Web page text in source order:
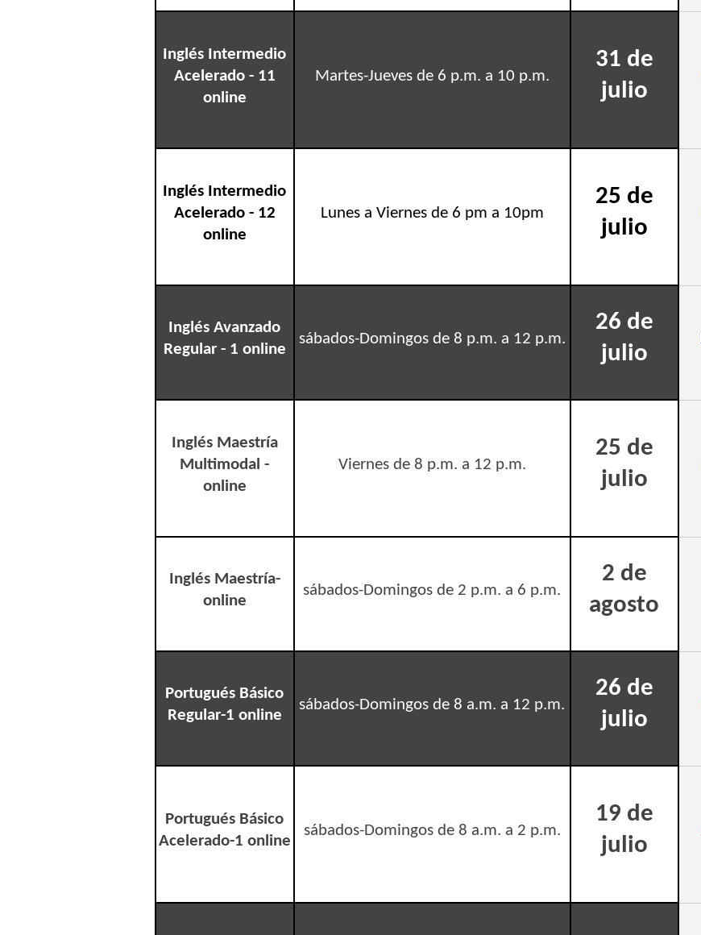
Inglés Intermedio
Acelerado - 11
online
Martes-Jueves de 6 p.m. a 10 p.m.
31 de
julio
Inglés Intermedio
Acelerado - 12
online
Lunes a Viernes de 6 pm a 10pm
25 de
julio
Inglés Avanzado
Regular - 1 online
sábados-Domingos de 8 p.m. a 12 p.m.
26 de
julio
Inglés Maestría
Multimodal -
online
Viernes de 8 p.m. a 12 p.m.
25 de
julio
Inglés Maestría-
online
sábados-Domingos de 2 p.m. a 6 p.m.
2 de
agosto
Portugués Básico
Regular-1 online
sábados-Domingos de 8 a.m. a 12 p.m.
26 de
julio
Portugués Básico
Acelerado-1 online
sábados-Domingos de 8 a.m. a 2 p.m.
19 de
julio